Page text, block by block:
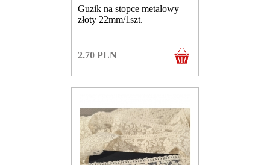
Guzik na stopce metalowy
złoty 22mm/1szt.
2.70 PLN